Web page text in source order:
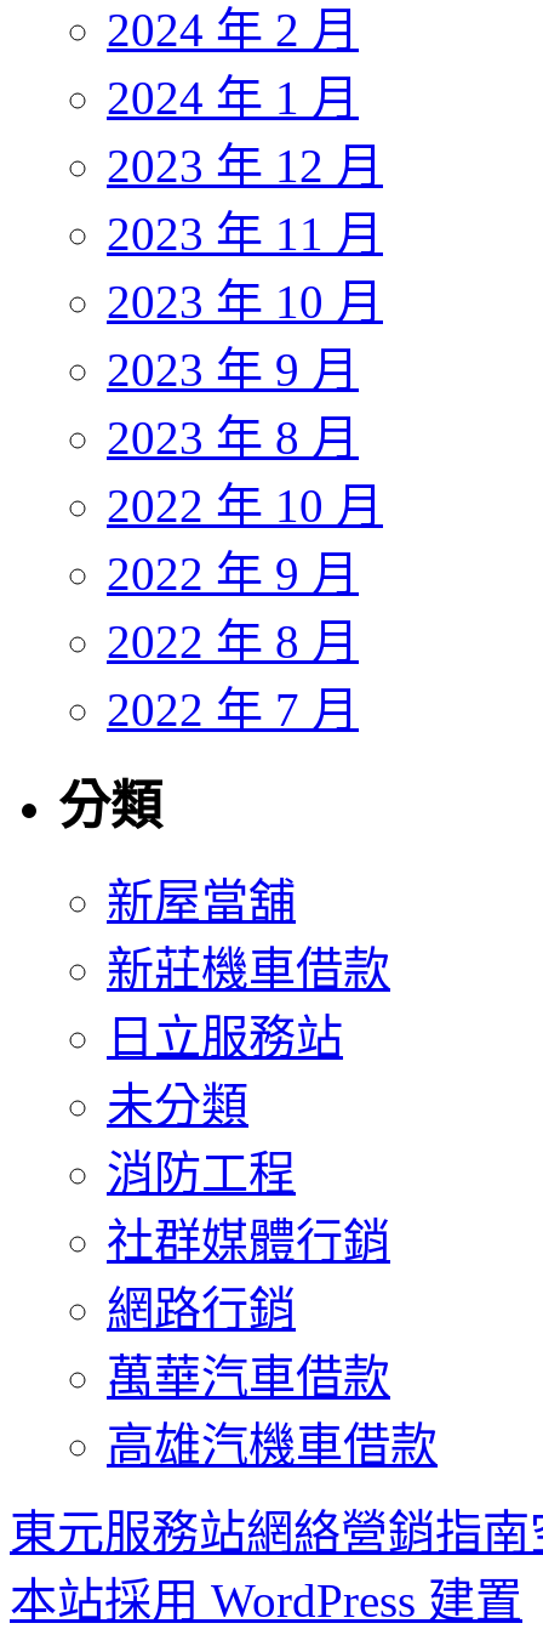
2024 年 2 月
2024 年 1 月
2023 年 12 月
2023 年 11 月
2023 年 10 月
2023 年 9 月
2023 年 8 月
2022 年 10 月
2022 年 9 月
2022 年 8 月
2022 年 7 月
分類
新屋當舖
新莊機車借款
日立服務站
未分類
消防工程
社群媒體行銷
網路行銷
萬華汽車借款
高雄汽機車借款
東元服務站網絡營銷指南
本站採用 WordPress 建置